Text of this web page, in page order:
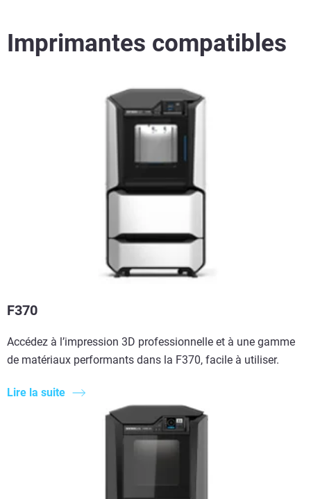
Voir plus
Imprimantes compatibles
F370
Accédez à l’impression 3D professionnelle et à une gamme
de matériaux performants dans la F370, facile à utiliser.
Lire la suite